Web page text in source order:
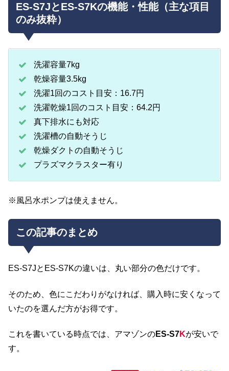
ES-S7JとES-S7Kの機能・性能（主な項目
のみ抜粋）
洗濯容量7kg
乾燥容量3.5kg
洗濯1回のコスト目安：16.7円
洗濯乾燥1回のコスト目安：64.2円
真下排水にも対応
洗濯槽の自動そうじ
乾燥ダクトの自動そうじ
プラズマクラスター有り
※風呂水ポンプは使えません。
この記事のまとめ
ES-S7JとES-S7Kの違いは、丸い部分の色だけです。
そのため、色にこだわりがなければ、購入時に安くなって
いたのを選んだ方がお得です。
これを書いている時点では、アマゾンのES-S7Kが安いで
す。